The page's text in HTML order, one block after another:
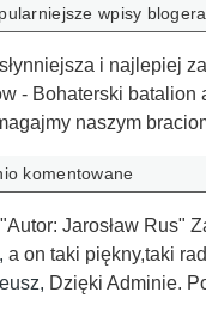
wpisy blogera
i najlepiej
- Bohaterski batalion
naszym
komentowane
"Autor: Jarosław Rus"
, a on taki piękny,taki
, Dzięki Adminie.